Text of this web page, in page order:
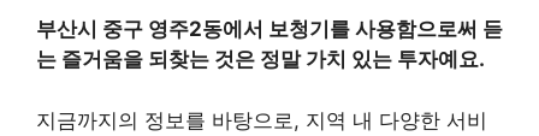
부산시 중구 영주2동에서 보청기를 사용함으로써 듣
는 즐거움을 되찾는 것은 정말 가치 있는 투자예요.
지금까지의 정보를 바탕으로, 지역 내 다양한 서비